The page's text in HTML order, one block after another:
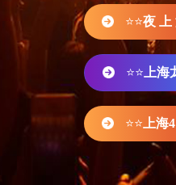
⭐⭐夜 上
⭐⭐ 上海
⭐⭐ 上海